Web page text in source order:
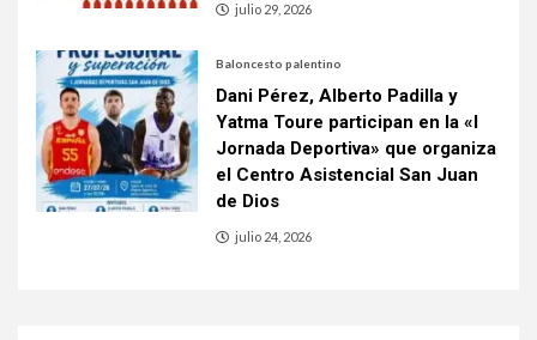
julio 29, 2026
Baloncesto palentino
Dani Pérez, Alberto Padilla y
Yatma Toure participan en la «I
Jornada Deportiva» que organiza
el Centro Asistencial San Juan
de Dios
julio 24, 2026